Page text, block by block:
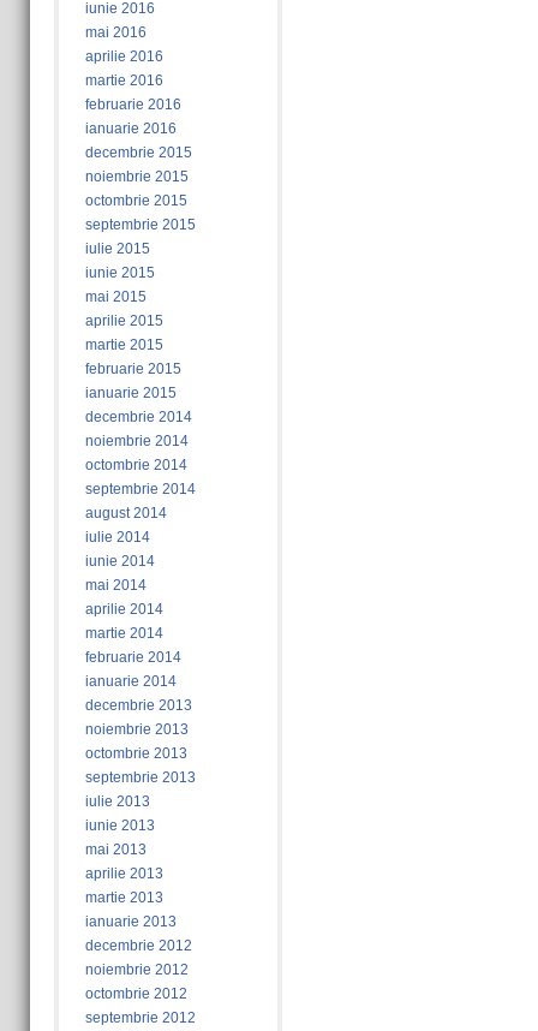
iunie 2016
mai 2016
aprilie 2016
martie 2016
februarie 2016
ianuarie 2016
decembrie 2015
noiembrie 2015
octombrie 2015
septembrie 2015
iulie 2015
iunie 2015
mai 2015
aprilie 2015
martie 2015
februarie 2015
ianuarie 2015
decembrie 2014
noiembrie 2014
octombrie 2014
septembrie 2014
august 2014
iulie 2014
iunie 2014
mai 2014
aprilie 2014
martie 2014
februarie 2014
ianuarie 2014
decembrie 2013
noiembrie 2013
octombrie 2013
septembrie 2013
iulie 2013
iunie 2013
mai 2013
aprilie 2013
martie 2013
ianuarie 2013
decembrie 2012
noiembrie 2012
octombrie 2012
septembrie 2012